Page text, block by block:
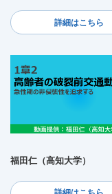
詳細はこちら
福田仁（高知大学）